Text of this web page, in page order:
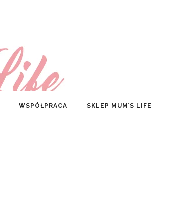
WSPÓŁPRACA SKLEP MUM’S LIFE